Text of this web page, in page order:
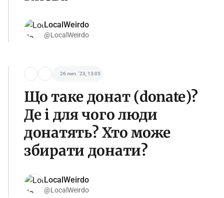
LocalWeirdo
@LocalWeirdo
26 лип. '23, 13:05
Що таке донат (donate)?
Де і для чого люди
донатять? Хто може
збирати донати?
LocalWeirdo
@LocalWeirdo